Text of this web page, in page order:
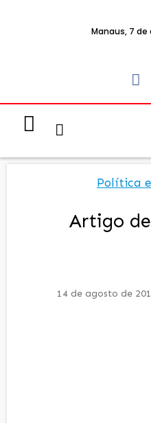
Manaus, 7
Política
Artigo
14 de agosto de